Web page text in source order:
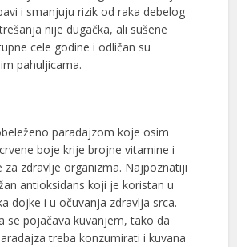
i smanjuju rizik od raka debelog
nije dugačka, ali sušene
cele godine i odličan su
pahuljicama.
paradajzom koje osim
boje krije brojne vitamine i
za zdravlje organizma. Najpoznatiji
antioksidans koji je koristan u
dojke i u očuvanja zdravlja srca.
se pojačava kuvanjem, tako da
treba konzumirati i kuvana